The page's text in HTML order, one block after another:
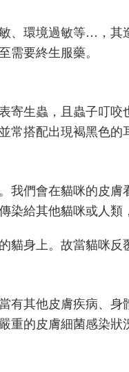
、環境過敏等…，其
需要終生服藥。
寄生蟲，且蟲子叮
搭配出現褐黑色的
我們會在貓咪的皮
染給其他貓咪或人類
貓身上。故當貓咪
有其他皮膚疾病、
重的皮膚細菌感染